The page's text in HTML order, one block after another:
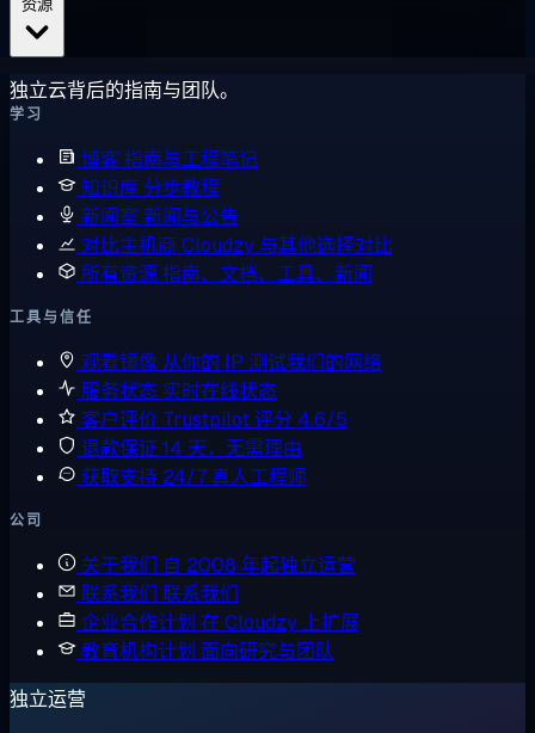
独立云背后的指南与团队。
学习
博客指南与工程笔记
知识库 分步教程
新闻室 新闻与公告
对比主机商 Cloudzy 与其他选择对比
所有资源指南、文档、工具、新闻
工具与信任
观看镜像 从你的 IP 测试我们的网络
服务状态 实时在线状态
客户评价 Trustpilot 评分 4.6/5
退款保证 14 天，无需理由
获取支持 24/7 真人工程师
公司
关于我们 自 2008 年起独立运营
联系我们 联系我们
企业合作计划 在 Cloudzy 上扩展
教育机构计划 面向研究与团队
独立运营